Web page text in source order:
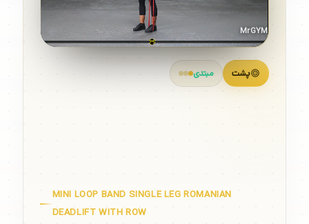
پشت مبتدی
MINI LOOP BAND SINGLE LEG ROMANIAN
DEADLIFT WITH ROW
MrGYM